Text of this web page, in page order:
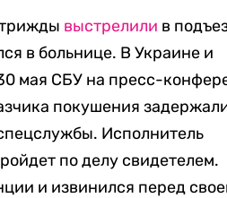
выстрелили в
в больнице. В Украине и
мая СБУ на пресс-
покушения
Исполнитель
по делу свидетелем.
и извинился перед